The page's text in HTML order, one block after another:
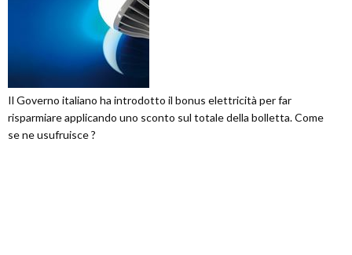
Il Governo italiano ha introdotto il bonus elettricità per far
risparmiare applicando uno sconto sul totale della bolletta. Come
se ne usufruisce ?